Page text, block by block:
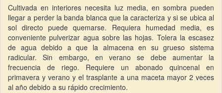
Cultivada en interiores necesita luz media, en sombra pueden
llegar a perder la banda blanca que la caracteriza y si se ubica al
sol directo puede quemarse. Requiera humedad media, es
conveniente pulverizar agua sobre las hojas. Tolera la escasez
de agua debido a que la almacena en su grueso sistema
radicular. Sin embargo, en verano se debe aumentar la
frecuencia de riego. Requiere un abonado quincenal en
primavera y verano y el trasplante a una maceta mayor 2 veces
al año debido a su rápido crecimiento.